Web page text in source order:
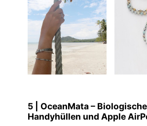
5 | OceanMata – Biologische
Handyhüllen und Apple